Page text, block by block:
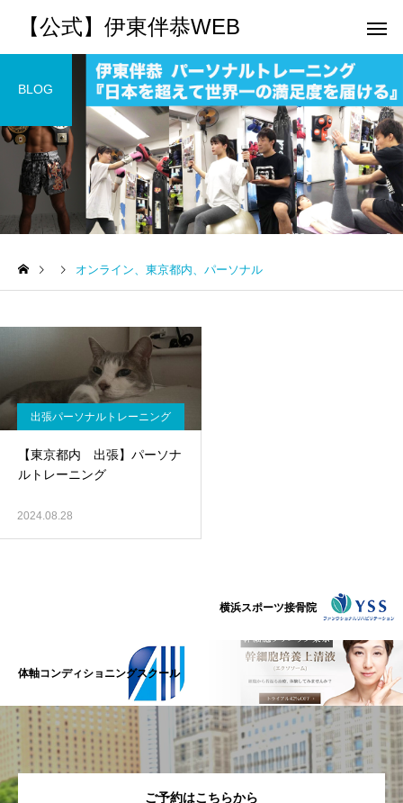
【公式】伊東伴恭WEB
トレーナーとして 個別トレー
パーソナルトレーニ
キックボクシングで本当に
が消費カロリーと週の回数
で答えます
パーソナルトレーニ
BLOG
オンライン、東京都内、パーソナル
出張パーソナルトレーニング
【東京都内 出張】パーソナ
ルトレーニング
2024.08.28
横浜スポーツ接骨院
体軸コンディショニングスクール
ご予約はこちらから